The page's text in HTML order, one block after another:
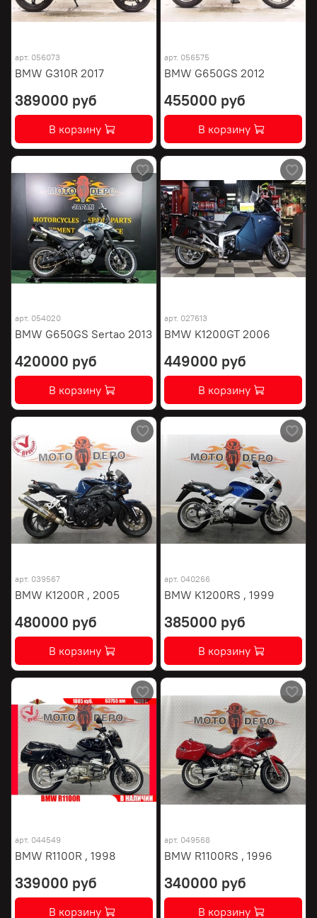
арт. 056073
BMW G310R 2017
389000 руб
В корзину
арт. 056575
BMW G650GS 2012
455000 руб
В корзину
арт. 054020
BMW G650GS Sertao 2013
420000 руб
В корзину
арт. 027613
BMW K1200GT 2006
449000 руб
В корзину
арт. 039567
BMW K1200R , 2005
480000 руб
В корзину
арт. 040266
BMW K1200RS , 1999
385000 руб
В корзину
арт. 044549
BMW R1100R , 1998
339000 руб
В корзину
арт. 049568
BMW R1100RS , 1996
340000 руб
В корзину